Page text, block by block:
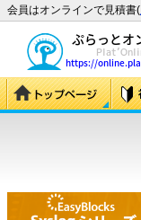
会員はオンラインで見積書(